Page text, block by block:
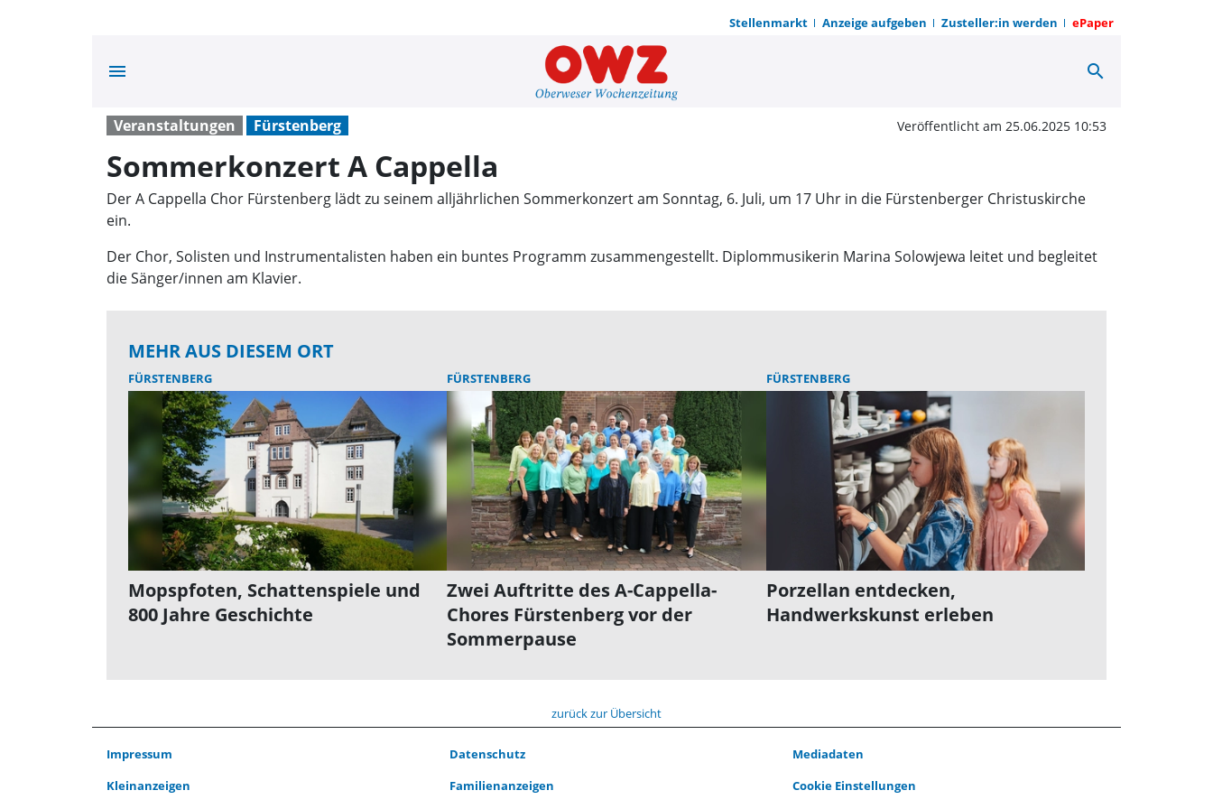
Stellenmarkt Anzeige aufgeben Zusteller:in werden ePaper
menu Sommerkonzert A Cappella | OWZ
search
Veranstaltungen Fürstenberg Veröffentlicht am 25.06.2025 10:53
Sommerkonzert A Cappella
Der A Cappella Chor Fürstenberg lädt zu seinem alljährlichen Sommerkonzert am Sonntag, 6. Juli, um 17 Uhr in die Fürstenberger Christuskirche
ein.
Der Chor, Solisten und Instrumentalisten haben ein buntes Programm zusammengestellt. Diplommusikerin Marina Solowjewa leitet und begleitet
die Sänger/innen am Klavier.
MEHR AUS DIESEM ORT
FÜRSTENBERG
Mopspfoten, Schattenspiele und
800 Jahre Geschichte
FÜRSTENBERG
Zwei Auftritte des A-Cappella-
Chores Fürstenberg vor der
Sommerpause
FÜRSTENBERG
Porzellan entdecken,
Handwerkskunst erleben
zurück zur Übersicht
Impressum Datenschutz
Mediadaten
Kleinanzeigen
Familienanzeigen
Cookie Einstellungen